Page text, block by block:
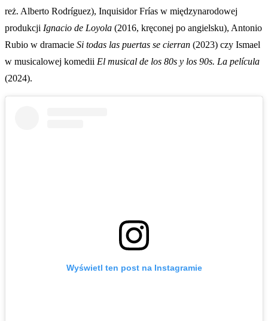
reż. Alberto Rodríguez), Inquisidor Frías w międzynarodowej
produkcji Ignacio de Loyola (2016, kręconej po angielsku), Antonio
Rubio w dramacie Si todas las puertas se cierran (2023) czy Ismael
w musicalowej komedii El musical de los 80s y los 90s. La película
(2024).
Wyświetl ten post na Instagramie